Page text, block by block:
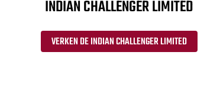
INDIAN CHALLENGER LIMITED
VERKEN DE INDIAN CHALLENGER LIMITED